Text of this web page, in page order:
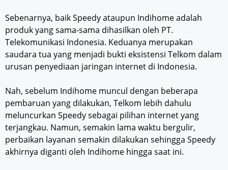
Sebenarnya, baik Speedy ataupun Indihome adalah
produk yang sama-sama dihasilkan oleh PT.
Telekomunikasi Indonesia. Keduanya merupakan
saudara tua yang menjadi bukti eksistensi Telkom dalam
urusan penyediaan jaringan internet di Indonesia.
Nah, sebelum Indihome muncul dengan beberapa
pembaruan yang dilakukan, Telkom lebih dahulu
meluncurkan Speedy sebagai pilihan internet yang
terjangkau. Namun, semakin lama waktu bergulir,
perbaikan layanan semakin dilakukan sehingga Speedy
akhirnya diganti oleh Indihome hingga saat ini.